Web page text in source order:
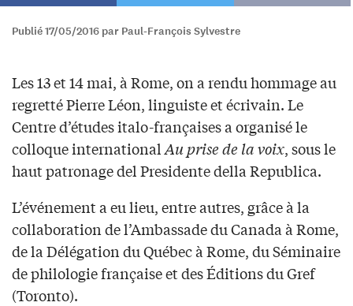
Publié 17/05/2016 par Paul-François Sylvestre
Les 13 et 14 mai, à Rome, on a rendu hommage au
regretté Pierre Léon, linguiste et écrivain. Le
Centre d’études italo-françaises a organisé le
colloque international Au prise de la voix, sous le
haut patronage del Presidente della Republica.
L’événement a eu lieu, entre autres, grâce à la
collaboration de l’Ambassade du Canada à Rome,
de la Délégation du Québec à Rome, du Séminaire
de philologie française et des Éditions du Gref
(Toronto).